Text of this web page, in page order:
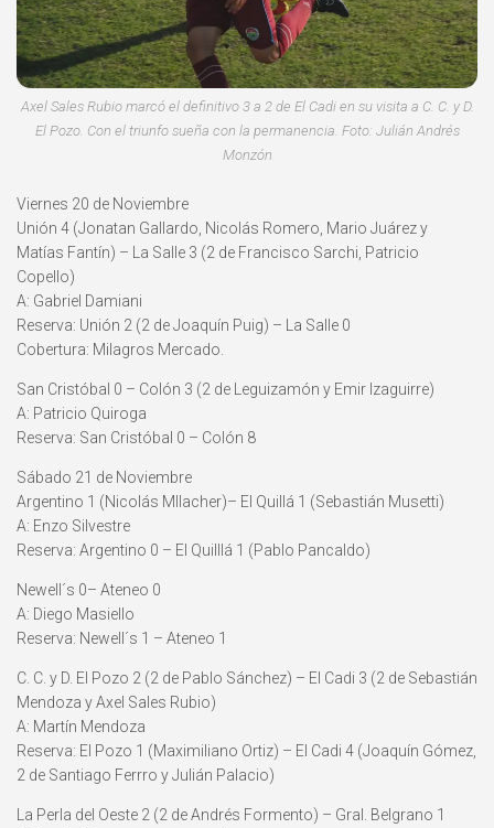
Axel Sales Rubio marcó el definitivo 3 a 2 de El Cadi en su visita a C. C. y D.
El Pozo. Con el triunfo sueña con la permanencia. Foto: Julián Andrés
Monzón
Viernes 20 de Noviembre
Unión 4 (Jonatan Gallardo, Nicolás Romero, Mario Juárez y
Matías Fantín) – La Salle 3 (2 de Francisco Sarchi, Patricio
Copello)
A: Gabriel Damiani
Reserva: Unión 2 (2 de Joaquín Puig) – La Salle 0
Cobertura: Milagros Mercado.
San Cristóbal 0 – Colón 3 (2 de Leguizamón y Emir Izaguirre)
A: Patricio Quiroga
Reserva: San Cristóbal 0 – Colón 8
Sábado 21 de Noviembre
Argentino 1 (Nicolás MIlacher)– El Quillá 1 (Sebastián Musetti)
A: Enzo Silvestre
Reserva: Argentino 0 – El Quilllá 1 (Pablo Pancaldo)
Newell´s 0– Ateneo 0
A: Diego Masiello
Reserva: Newell´s 1 – Ateneo 1
C. C. y D. El Pozo 2 (2 de Pablo Sánchez) – El Cadi 3 (2 de Sebastián
Mendoza y Axel Sales Rubio)
A: Martín Mendoza
Reserva: El Pozo 1 (Maximiliano Ortiz) – El Cadi 4 (Joaquín Gómez,
2 de Santiago Ferrro y Julián Palacio)
La Perla del Oeste 2 (2 de Andrés Formento) – Gral. Belgrano 1